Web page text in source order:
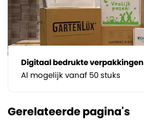
Digitaal bedrukte verpakkingen
Al mogelijk vanaf 50 stuks
Gerelateerde pagina's